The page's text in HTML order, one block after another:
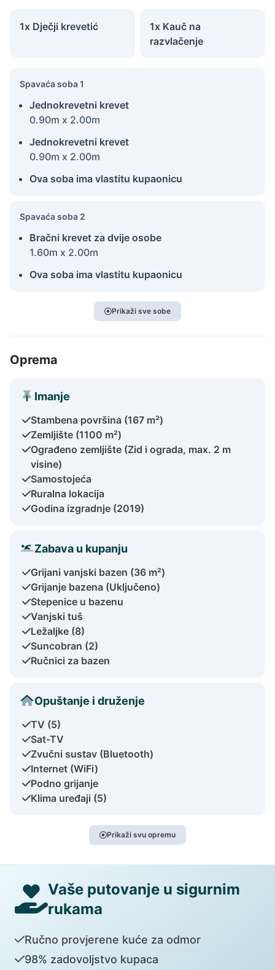
1x Dječji krevetić
1x Kauč na
razvlačenje
Spavaća soba 1
Jednokrevetni krevet
0.90m x 2.00m
Jednokrevetni krevet
0.90m x 2.00m
Ova soba ima vlastitu kupaonicu
Spavaća soba 2
Bračni krevet za dvije osobe
1.60m x 2.00m
Ova soba ima vlastitu kupaonicu
Prikaži sve sobe
Oprema
Imanje
Stambena površina (167 m²)
Zemljište (1100 m²)
Ograđeno zemljište (Zid i ograda, max. 2 m
visine)
Samostojeća
Ruralna lokacija
Godina izgradnje (2019)
Zabava u kupanju
Grijani vanjski bazen (36 m²)
Grijanje bazena (Uključeno)
Stepenice u bazenu
Vanjski tuš
Ležaljke (8)
Suncobran (2)
Ručnici za bazen
Opuštanje i druženje
TV (5)
Sat-TV
Zvučni sustav (Bluetooth)
Internet (WiFi)
Podno grijanje
Klima uređaji (5)
Prikaži svu opremu
Vaše putovanje u sigurnim
rukama
Ručno provjerene kuće za odmor
98% zadovoljstvo kupaca